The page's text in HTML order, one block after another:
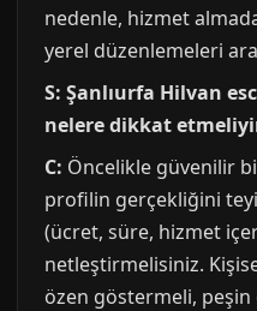
nedenle, hizmet
yerel düzenlemeleri
S: Şanlıurfa Hilvan
nelere dikkat
C: Öncelikle güvenilir
profilin gerçekliğini
(ücret, süre, hizmet
netleştirmelisiniz.
özen göstermeli,